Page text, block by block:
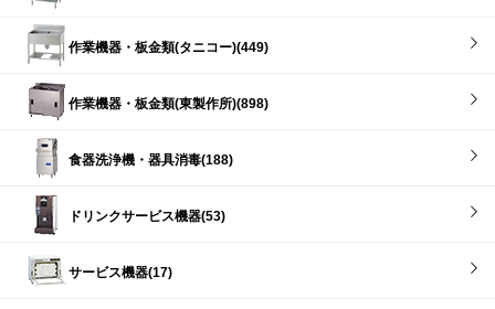
作業機器・板金類(タニコー)(449)
作業機器・板金類(東製作所)(898)
食器洗浄機・器具消毒(188)
ドリンクサービス機器(53)
サービス機器(17)